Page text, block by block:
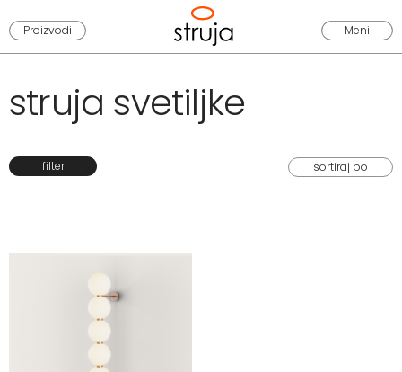
Proizvodi Meni
struja svetiljke
filter